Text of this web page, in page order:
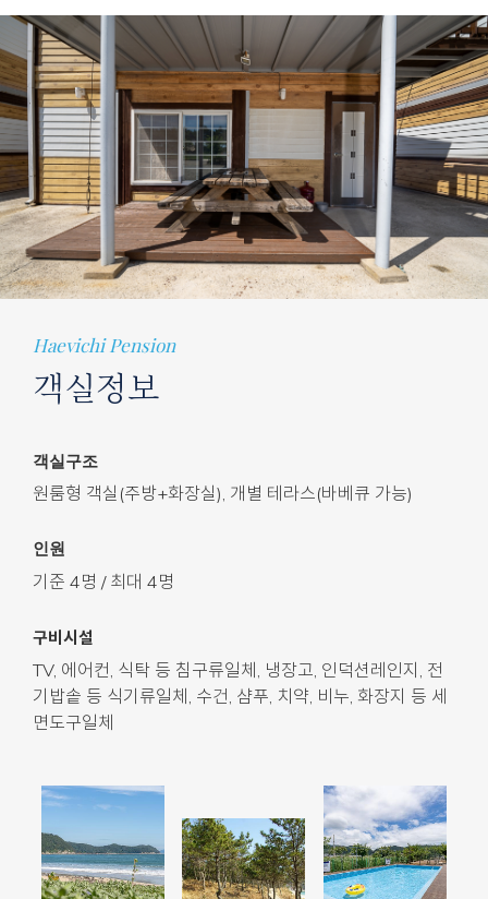
Haevichi Pension
객실정보
객실구조
원룸형 객실(주방+화장실), 개별 테라스(바베큐 가능)
인원
기준 4명 / 최대 4명
구비시설
TV, 에어컨, 식탁 등 침구류일체, 냉장고, 인덕션레인지, 전
기밥솥 등 식기류일체, 수건, 샴푸, 치약, 비누, 화장지 등 세
면도구일체